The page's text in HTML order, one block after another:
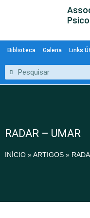
Biblioteca Galeria Links
RADAR – UMAR
INÍCIO »ARTIGOS »